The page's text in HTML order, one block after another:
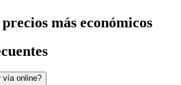
más económicos
vía online?